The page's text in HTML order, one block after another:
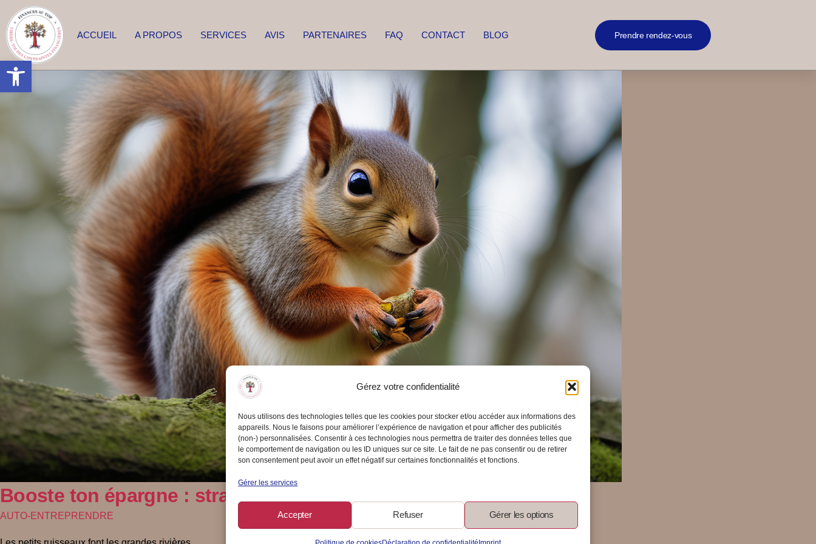
Gérez votre confidentialité
Nous utilisons des technologies telles que les cookies pour stocker et/ou accéder aux informations des
appareils. Nous le faisons pour améliorer l’expérience de navigation et pour afficher des publicités
(non-) personnalisées. Consentir à ces technologies nous permettra de traiter des données telles que
le comportement de navigation ou les ID uniques sur ce site. Le fait de ne pas consentir ou de retirer
son consentement peut avoir un effet négatif sur certaines fonctionnalités et fonctions.
Gérer les services
Accepter Refuser Gérer les options
Ouvrir la barre d’outils
ACCUEIL A PROPOS SERVICES AVIS PARTENAIRES FAQ CONTACT BLOG Prendre rendez-vous
Booste ton épargne : stratégies gagnantes pour un avenir serein
AUTO-ENTREPRENDRE